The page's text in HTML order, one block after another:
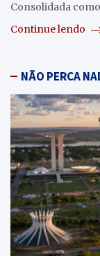
Consolidada
Continue lendo
NÃO PERCA